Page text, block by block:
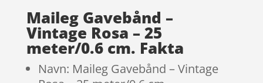
Maileg Gavebånd –
Vintage Rosa – 25
meter/0.6 cm. Fakta
Navn: Maileg Gavebånd – Vintage